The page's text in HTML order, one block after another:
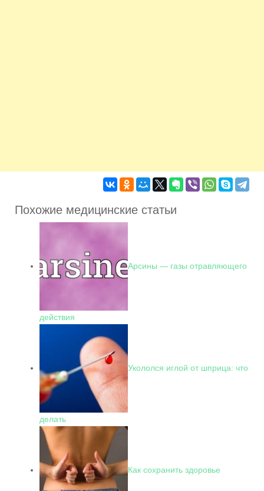
Похожие медицинские статьи
Арсины — газы отравляющего
действия
Укололся иглой от шприца: что
делать
Как сохранить здоровье